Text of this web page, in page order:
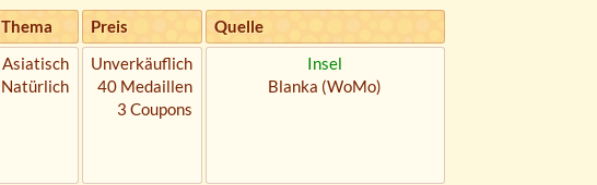
Thema Preis
Quelle
Asiatisch
Natürlich
Unverkäuflich
40 Medaillen
3 Coupons
Insel
Blanka (WoMo)